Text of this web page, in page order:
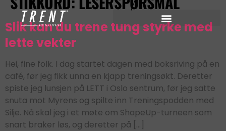
Slik kan du trene tung styrke med
lette vekter
Hei, fine folk. I dag startet dagen med boksriving på en
café, før jeg fikk unna en kjapp treningsøkt. Deretter
spiste jeg lunsjen på LETT i Oslo sentrum, før jeg satte
snuta mot Myrens og spilte inn Treningspodden med
Silje. Nå skal jeg i et møte om ShapeUp-turneen som
snart braker løs, og deretter på […]